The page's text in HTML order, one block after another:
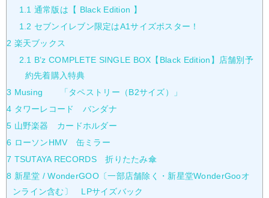
1.1 通常版は【 Black Edition 】
1.2 セブンイレブン限定はA1サイズポスター！
2 楽天ブックス
2.1
B’z COMPLETE SINGLE BOX【Black Edition】店舗別予
約先着購入特典
3 Musing 「タペストリー（B2サイズ）」
4 タワーレコード バンダナ
5 山野楽器 カードホルダー
6 ローソンHMV 缶ミラー
7 TSUTAYA RECORDS 折りたたみ傘
8 新星堂 / WonderGOO〔一部店舗除く・新星堂WonderGooオ
ンライン含む〕 LPサイズバック